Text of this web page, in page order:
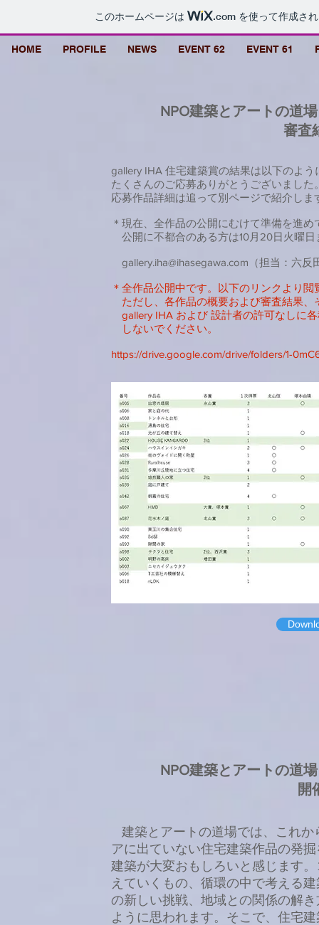
このホームページは .com を使って作成さ
HOME PROFILE NEWS EVENT 62 EVENT 61
NPO建築とアートの道
審査
gallery IHA 住宅建築賞の結果は以下のよう
たくさんのご応募ありがとうございました
応募作品詳細は追って別ページで紹介しま
＊現在、全作品の公開にむけて準備を進め
公開に不都合のある方は10月20日火曜日
gallery.iha@ihasegawa.com （担当：六反
＊全作品公開中です。以下のリンクより閲
ただし、各作品の概要および審査結果
gallery IHA および 設計者の許可なしに
​ しないでください。
https://drive.google.com/drive/folders/1-
NPO建築とアートの道
開
建築とアートの道場では、これ
アに出ていない住宅建築作品の発
建築が大変おもしろいと感じます
えていくもの、循環の中で考える
の新しい挑戦、地域との関係の解
ように思われます。そこで、住宅